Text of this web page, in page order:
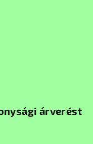
árverést